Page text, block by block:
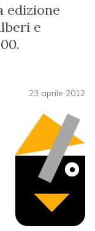
edizione
e
23 aprile 2012